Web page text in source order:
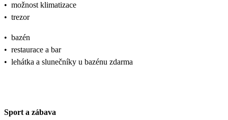
• možnost klimatizace
• trezor
• bazén
• restaurace a bar
• lehátka a slunečníky u bazénu zdarma
Sport a zábava